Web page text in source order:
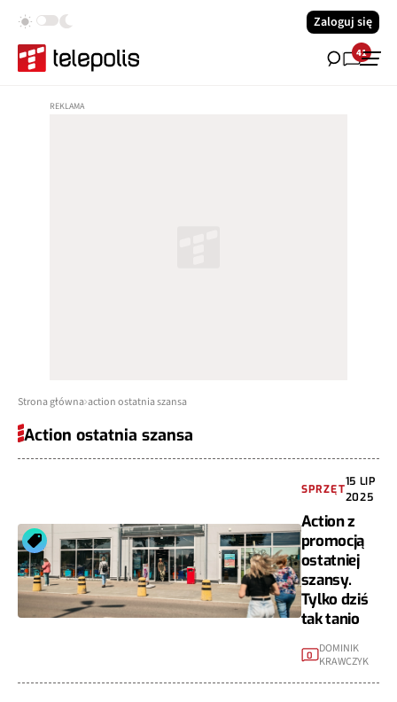
Zaloguj się
41
Strona główna action ostatnia szansa
Action ostatnia szansa
SPRZĘT
15 LIP
2025
Action z
promocją
ostatniej
szansy.
Tylko dziś
tak tanio
0 DOMINIK
KRAWCZYK